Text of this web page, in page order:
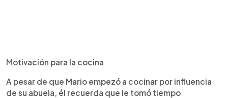
Motivación para la cocina
A pesar de que Mario empezó a cocinar por influencia
de su abuela, él recuerda que le tomó tiempo